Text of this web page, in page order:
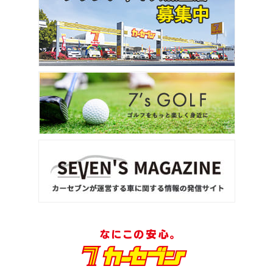
2位
トヨタ
アルファード
3位
ヴォクシー
1位
トヨタ
ヤリスクロス